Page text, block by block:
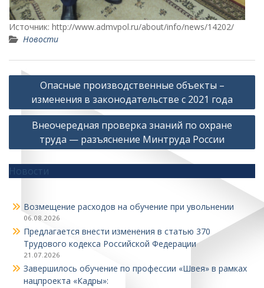
Источник: http://www.admvpol.ru/about/info/news/14202/
Новости
Навигация
записям
Опасные производственные объекты –
изменения в законодательстве с 2021 года
Внеочередная проверка знаний по охране
труда — разъяснение Минтруда России
Новости
Возмещение расходов на обучение при увольнении
06.08.2026
Предлагается внести изменения в статью 370
Трудового кодекса Российской Федерации
21.07.2026
Завершилось обучение по профессии «Швея» в рамках
нацпроекта «Кадры»: